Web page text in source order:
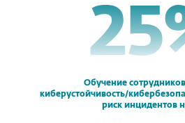
25
Обучение
киберустойчивость/
риск инцидентов